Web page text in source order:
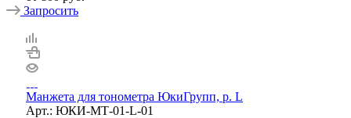
Запросить
Манжета для тонометра ЮкиГрупп, р. L
Арт.: ЮКИ-МТ-01-L-01